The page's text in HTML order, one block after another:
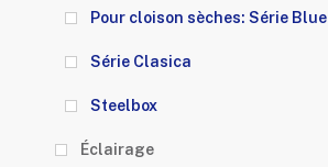
Pour cloison sèches: Série Blue
Série Clasica
Steelbox
Éclairage